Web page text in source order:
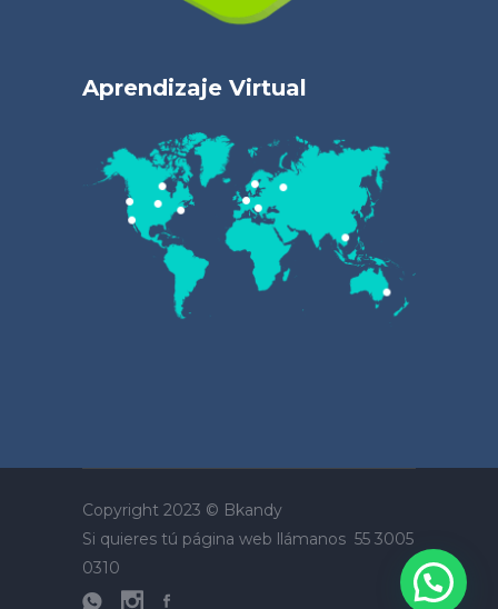
Aprendizaje Virtual
Copyright 2023 © Bkandy
Si quieres tú página web llámanos 55 3005
0310